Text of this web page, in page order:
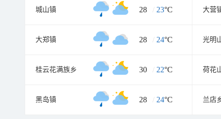
城山镇 28 / 23°C 大营
大郑镇 28 / 24°C 光明
桂云花满族乡 30 / 22°C 荷花
黑岛镇 28 / 24°C 兰店